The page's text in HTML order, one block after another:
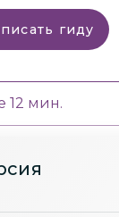
гиду
12 мин.